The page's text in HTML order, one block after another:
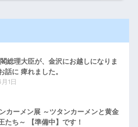
総理大臣が、金沢にお越しになりま
話に 痺れました。
1日
カーメン展 ～ツタンカーメンと黄金
たち～ 【準備中】です！